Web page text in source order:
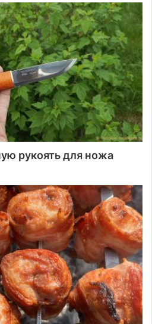
рукоять для ножа